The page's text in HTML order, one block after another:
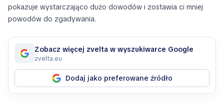
pokazuje wystarczająco dużo dowodów i zostawia ci mniej
powodów do zgadywania.
Zobacz więcej zvelta w wyszukiwarce Google
zvelta.eu
Dodaj jako preferowane źródło